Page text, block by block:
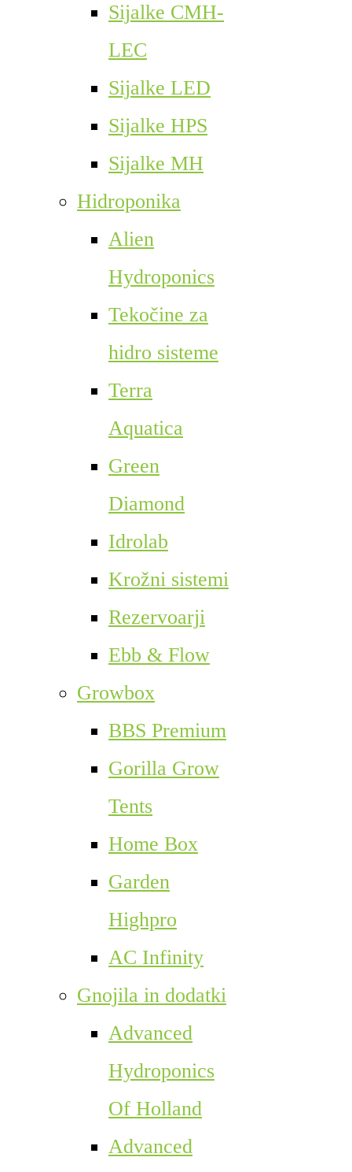
Sijalke CMH-
LEC
Sijalke LED
Sijalke HPS
Sijalke MH
Hidroponika
Alien
Hydroponics
Tekočine za
hidro sisteme
Terra
Aquatica
Green
Diamond
Idrolab
Krožni sistemi
Rezervoarji
Ebb & Flow
Growbox
BBS Premium
Gorilla Grow
Tents
Home Box
Garden
Highpro
AC Infinity
Gnojila in dodatki
Advanced
Hydroponics
Of Holland
Advanced